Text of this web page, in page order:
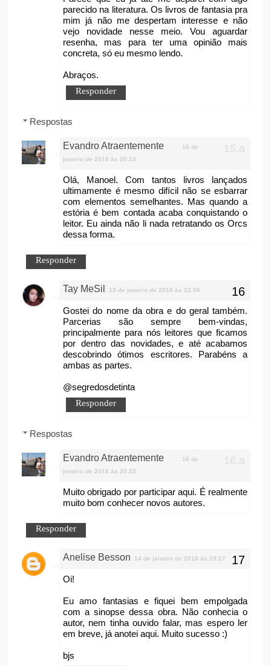
parecido na literatura. Os livros de fantasia pra
mim já não me despertam interesse e não
vejo novidade nesse meio. Vou aguardar
resenha, mas para ter uma opinião mais
concreta, só eu mesmo lendo.
Abraços.
Responder
Respostas
Evandro Atraentemente
16 de
janeiro de 2018 às 20:24
Olá, Manoel. Com tantos livros lançados
ultimamente é mesmo difícil não se esbarrar
com elementos semelhantes. Mas quando a
estória é bem contada acaba conquistando o
leitor. Eu ainda não li nada retratando os Orcs
dessa forma.
Responder
Tay MeSil 13 de janeiro de 2018 às 22:56
Gostei do nome da obra e do geral também.
Parcerias são sempre bem-vindas,
principalmente para nós leitores que ficamos
por dentro das novidades, e até acabamos
descobrindo ótimos escritores. Parabéns a
ambas as partes.
@segredosdetinta
Responder
Respostas
Evandro Atraentemente
16 de
janeiro de 2018 às 20:25
Muito obrigado por participar aqui. É realmente
muito bom conhecer novos autores.
Responder
Anelise Besson 14 de janeiro de 2018 às 19:27
Oi!
Eu amo fantasias e fiquei bem empolgada
com a sinopse dessa obra. Não conhecia o
autor, nem tinha ouvido falar, mas espero ler
em breve, já anotei aqui. Muito sucesso :)
bjs